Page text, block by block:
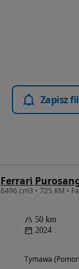
Zapisz
Ferrari
6496 cm3 • 725 KM •
50 km
2024
Tymawa